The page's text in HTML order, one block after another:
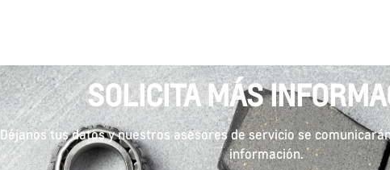
SOLICITA MÁS
Déjanos tus datos y nuestros asesores de servicio se
información.